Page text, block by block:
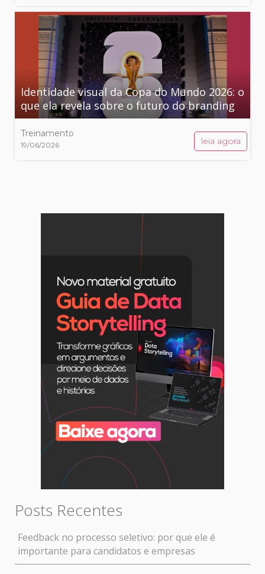
Identidade visual da Copa do Mundo 2026: o
que ela revela sobre o futuro do branding
Treinamento
19/06/2026 leia agora
Posts Recentes
Feedback no processo seletivo: por que ele é
importante para candidatos e empresas